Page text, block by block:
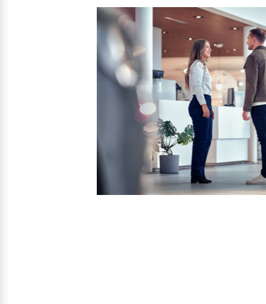
Mehr erfahren
Mehr erfahren
Frühjahrscheck
Entdecken Sie unsere saisonalen
Mehr erfahren
Finanzierung & Leasing